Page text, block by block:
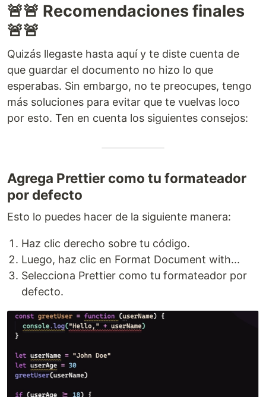
🚨🚨 Recomendaciones finales
🚨🚨
Quizás llegaste hasta aquí y te diste cuenta de
que guardar el documento no hizo lo que
esperabas. Sin embargo, no te preocupes, tengo
más soluciones para evitar que te vuelvas loco
por esto. Ten en cuenta los siguientes consejos:
Agrega Prettier como tu formateador
por defecto
Esto lo puedes hacer de la siguiente manera:
Haz clic derecho sobre tu código.
Luego, haz clic en Format Document with...
Selecciona Prettier como tu formateador por
defecto.